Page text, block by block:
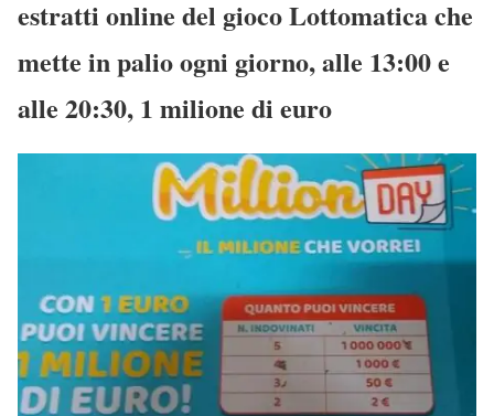
estratti online del gioco Lottomatica che
mette in palio ogni giorno, alle 13:00 e
alle 20:30, 1 milione di euro